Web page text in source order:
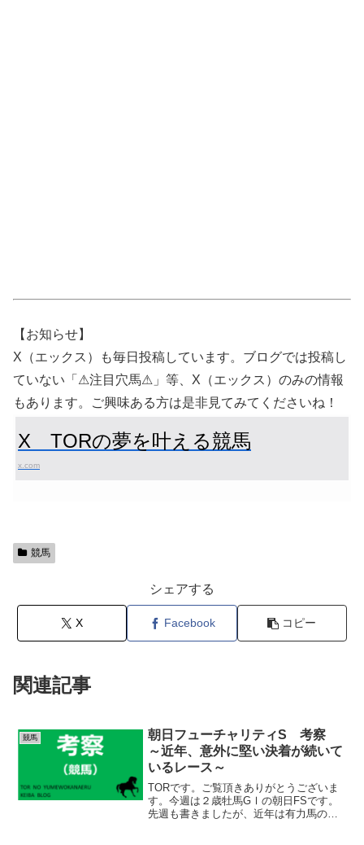
【お知らせ】
X（エックス）も毎日投稿しています。ブログでは投稿し
ていない「⚠注目穴馬⚠」等、X（エックス）のみの情報
もあります。ご興味ある方は是非見てみてくださいね！
X TORの夢を叶える競馬
x.com
競馬
シェアする
X Facebook コピー
関連記事
競馬
朝日フューチャリティS 考察
～近年、意外に堅い決着が続いて
いるレース～
TORです。ご覧頂きありがとうございま
す。今週は２歳牡馬GⅠの朝日FSです。
先週も書きましたが、近年は有力馬の始